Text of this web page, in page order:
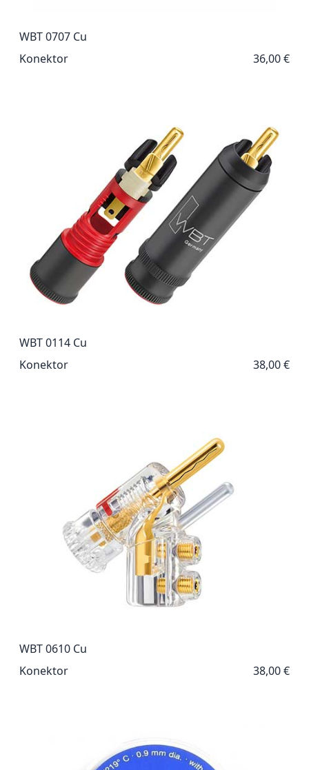
WBT 0707 Cu
Konektor
36,00 €
WBT 0114 Cu
Konektor
38,00 €
WBT 0610 Cu
Konektor
38,00 €